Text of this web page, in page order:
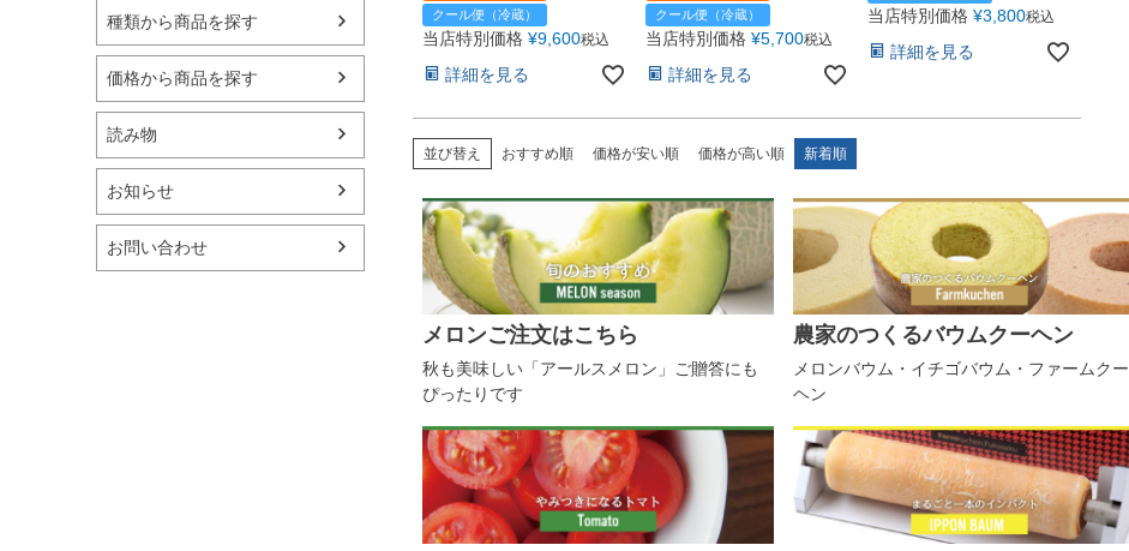
種類から商品を探す
価格から商品を探す
読み物
お知らせ
お問い合わせ
クール便（冷蔵）
当店特別価格 ¥9,600税込
詳細を見る
クール便（冷蔵）
当店特別価格 ¥5,700税込
詳細を見る
当店特別価格 ¥3,800税込
詳細を見る
並び替え おすすめ順 価格が安い順 価格が高い順 新着順
メロンご注文はこちら
秋も美味しい「アールスメロン」ご贈答にも
ぴったりです
農家のつくるバウムクーヘン
メロンバウム・イチゴバウム・ファームクー
ヘン